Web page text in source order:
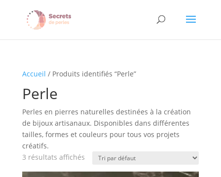
Accueil / Produits identifiés “Perle”
Perle
Perles en pierres naturelles destinées à la création
de bijoux artisanaux. Disponibles dans différentes
tailles, formes et couleurs pour tous vos projets
créatifs.
3 résultats affichés